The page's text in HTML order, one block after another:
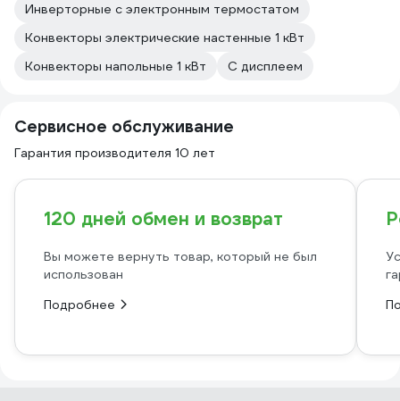
Инверторные с электронным термостатом
Конвекторы электрические настенные 1 кВт
Конвекторы напольные 1 кВт
С дисплеем
Сервисное обслуживание
Гарантия производителя 10 лет
120 дней обмен и возврат
Вы можете вернуть товар, который не был
использован
Подробнее